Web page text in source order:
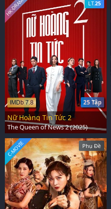
LT.25
25 Tập
IMDb 7.8
HK-DRAMA
Nữ Hoàng Tin Tức 2
The Queen of News 2 (2025)
Phụ Đề
C-MOVIE